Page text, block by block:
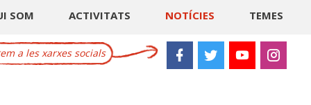
SOM ACTIVITATS NOTÍCIES TEMES
a les xarxes socials